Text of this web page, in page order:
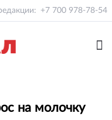
+7 700 978-78-54
на молочку